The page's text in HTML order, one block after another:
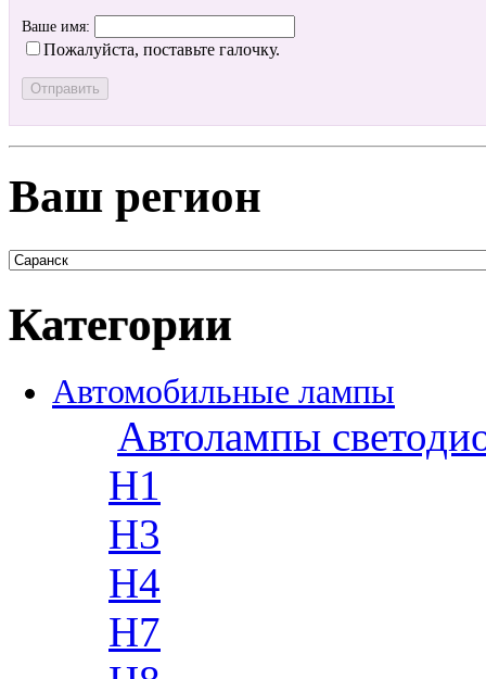
Ваше имя:
Пожалуйста, поставьте галочку.
Ваш регион
Категории
Автомобильные лампы
Автолампы
H1
H3
H4
H7